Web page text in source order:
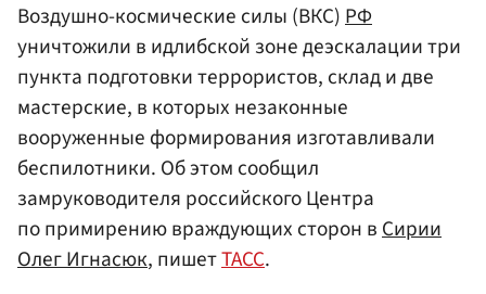
Воздушно-космические силы (ВКС)РФ
уничтожили в идлибской зоне деэскалации три
пункта подготовки террористов, склад и две
мастерские, в которых незаконные
вооруженные формирования изготавливали
беспилотники. Об этом сообщил
замруководителя российского Центра
по примирению враждующих сторон вСирии
Олег Игнасюк, пишетТАСС.